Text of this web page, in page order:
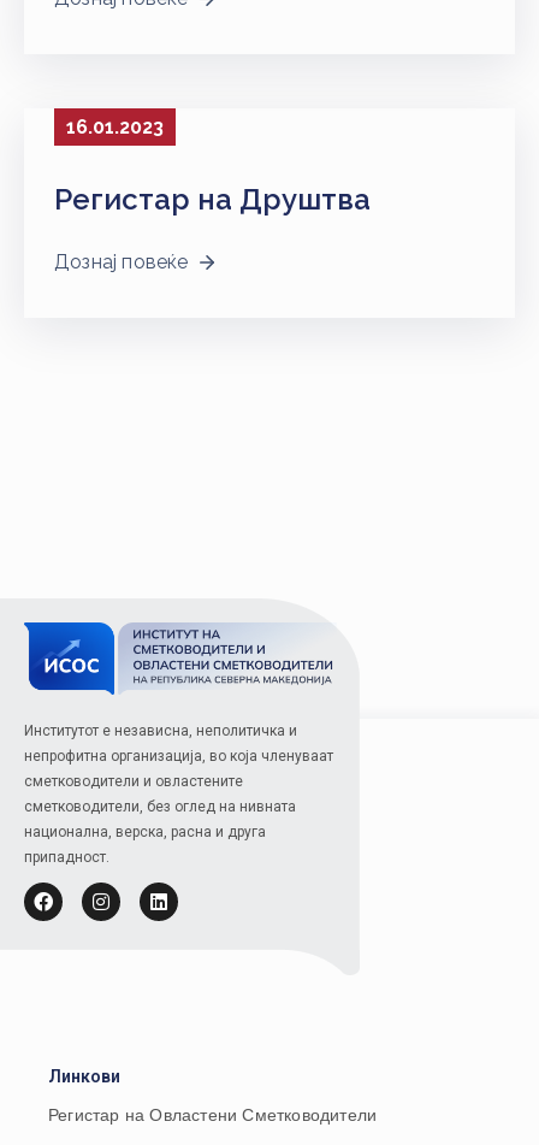
ЧЛЕНОВИ
АЖУРИРАЈ
16.01.2023
Регистар на Друштва
Дознај повеќе
Институтот е независна, неполитичка и
непрофитна организација, во која членуваат
сметководители и овластените
сметководители, без оглед на нивната
национална, верска, расна и друга
припадност.
Линкови
Регистар на Овластени Сметководители